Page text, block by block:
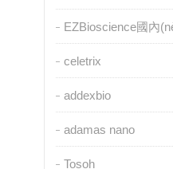
celetrix
addexbio
adamas nano
Tosoh